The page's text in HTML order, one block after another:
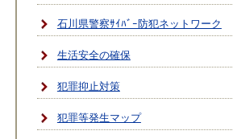
石川県警察ｻｲﾊﾞｰ防犯ネットワーク
生活安全の確保
犯罪抑止対策
犯罪等発生マップ